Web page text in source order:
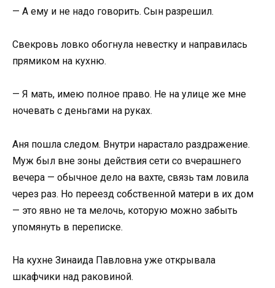
— А ему и не надо говорить. Сын разрешил.
Свекровь ловко обогнула невестку и направилась
прямиком на кухню.
— Я мать, имею полное право. Не на улице же мне
ночевать с деньгами на руках.
Аня пошла следом. Внутри нарастало раздражение.
Муж был вне зоны действия сети со вчерашнего
вечера — обычное дело на вахте, связь там ловила
через раз. Но переезд собственной матери в их дом
— это явно не та мелочь, которую можно забыть
упомянуть в переписке.
На кухне Зинаида Павловна уже открывала
шкафчики над раковиной.